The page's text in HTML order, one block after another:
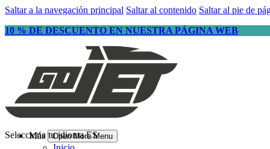
Saltar a la navegación principal Saltar al contenido Saltar al pie de
10 % DE DESCUENTO EN NUESTRA PÁGINA WEB
Más Open More Menu
Selecciona tu idioma ES